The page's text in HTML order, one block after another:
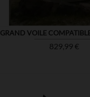
GRAND VOILE
Prix
829,99 €